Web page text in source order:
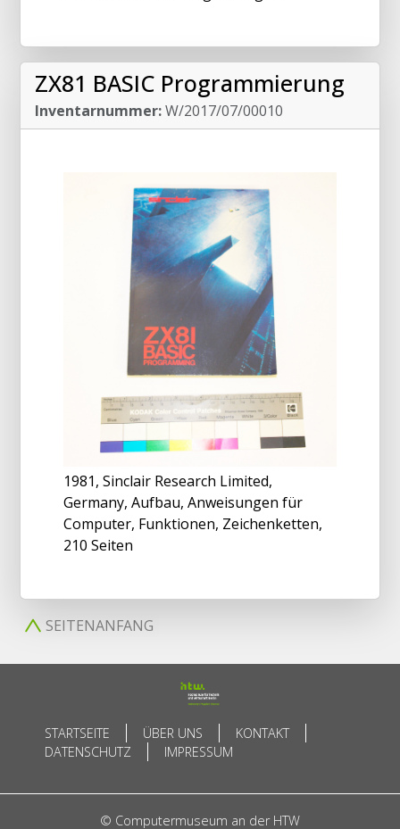
ZX81 BASIC Programmierung
Inventarnummer:W/2017/07/00010
1981, Sinclair Research Limited,
Germany, Aufbau, Anweisungen für
Computer, Funktionen, Zeichenketten,
210 Seiten
SEITENANFANG
STARTSEITE ÜBER UNS
KONTAKT
DATENSCHUTZ
IMPRESSUM
© Computermuseum an der HTW